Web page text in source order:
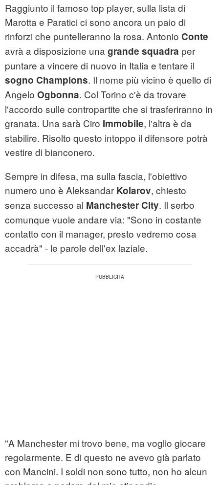
Raggiunto il famoso top player, sulla lista di
Marotta e Paratici ci sono ancora un paio di
rinforzi che puntelleranno la rosa. Antonio Conte
avrà a disposizione una grande squadra per
puntare a vincere di nuovo in Italia e tentare il
sogno Champions. Il nome più vicino è quello di
Angelo Ogbonna. Col Torino c'è da trovare
l'accordo sulle contropartite che si trasferiranno in
granata. Una sarà Ciro Immobile, l'altra è da
stabilire. Risolto questo intoppo il difensore potrà
vestire di bianconero.
Sempre in difesa, ma sulla fascia, l'obiettivo
numero uno è Aleksandar Kolarov, chiesto
senza successo al Manchester City. Il serbo
comunque vuole andare via: "Sono in costante
contatto con il manager, presto vedremo cosa
accadrà" - le parole dell'ex laziale.
"A Manchester mi trovo bene, ma voglio giocare
regolarmente. E di questo ne avevo già parlato
con Mancini. I soldi non sono tutto, non ho alcun